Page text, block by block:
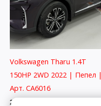
Volkswagen Tharu 1.4T
150HP 2WD 2022 | Пепел |
Арт. CA6016
2 089 160